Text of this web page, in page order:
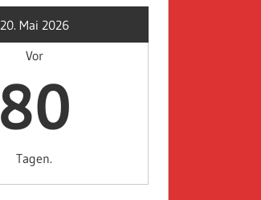
20. Mai 2026
Vor
80
Tagen.